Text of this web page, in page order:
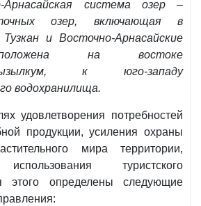
Арнасайская система озер –
озер, включающая в
и Восточно-Арнасайские
на востоке
к юго-западу
водохранилища.
удовлетворения потребностей
продукции, усиления охраны
мира территории,
туристского
этого определены следующие